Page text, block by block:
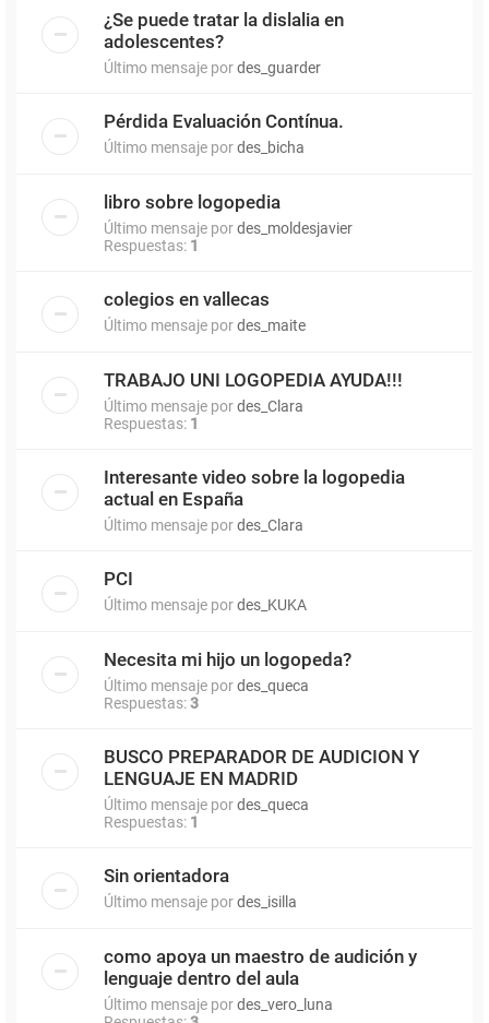
¿Se puede tratar la dislalia en
adolescentes?
Último mensaje pordes_guarder
Pérdida Evaluación Contínua.
Último mensaje pordes_bicha
libro sobre logopedia
Último mensaje pordes_moldesjavier
Respuestas: 1
colegios en vallecas
Último mensaje pordes_maite
TRABAJO UNI LOGOPEDIA AYUDA!!!
Último mensaje pordes_Clara
Respuestas: 1
Interesante video sobre la logopedia
actual en España
Último mensaje pordes_Clara
PCI
Último mensaje pordes_KUKA
Necesita mi hijo un logopeda?
Último mensaje pordes_queca
Respuestas:3
BUSCO PREPARADOR DE AUDICION Y
LENGUAJE EN MADRID
Último mensaje pordes_queca
Respuestas: 1
Sin orientadora
Último mensaje pordes_isilla
como apoya un maestro de audición y
lenguaje dentro del aula
Último mensaje pordes_vero_luna